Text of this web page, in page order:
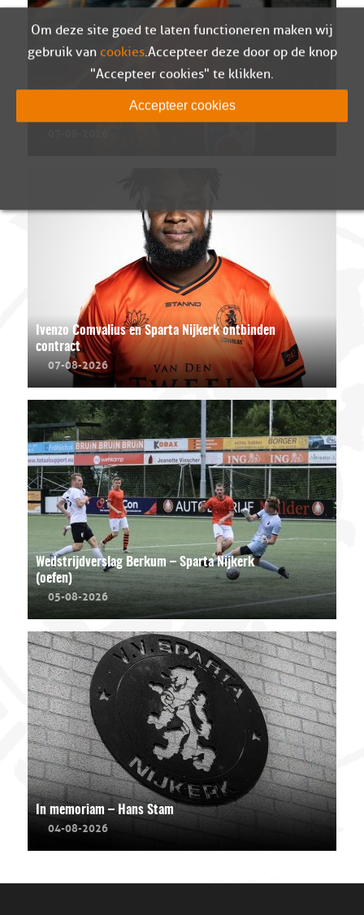
Sparta Nijkerk in eerste kwalificatieronde van
de Eurojackpot KNVB Beker tegen SV Venray
Ivenzo Comvalius en Sparta Nijkerk ontbinden
contract
07-08-2026
Wedstrijdverslag Berkum – Sparta Nijkerk
(oefen)
05-08-2026
In memoriam – Hans Stam
04-08-2026
Om deze site goed te laten functioneren maken wij
gebruik van cookies. Accepteer deze door op de knop
"Accepteer cookies" te klikken.
Accepteer cookies